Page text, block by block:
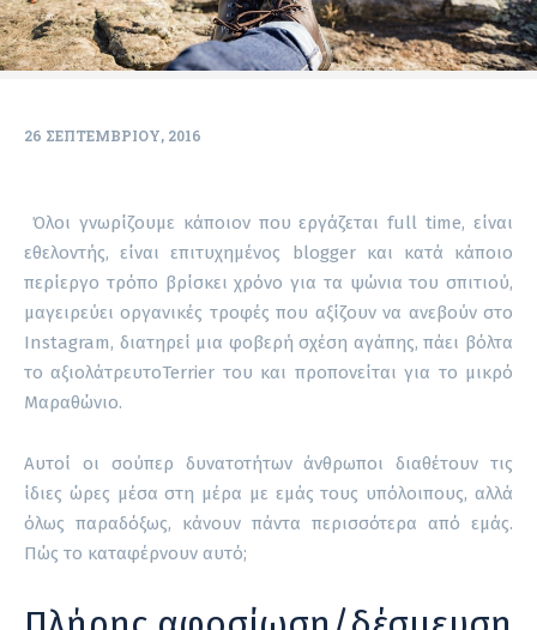
26 ΣΕΠΤΕΜΒΡΊΟΥ, 2016
Όλοι γνωρίζουμε κάποιον που εργάζεται full time, είναι
εθελοντής, είναι επιτυχημένος blogger και κατά κάποιο
περίεργο τρόπο βρίσκει χρόνο για τα ψώνια του σπιτιού,
μαγειρεύει οργανικές τροφές που αξίζουν να ανεβούν στο
Instagram, διατηρεί μια φοβερή σχέση αγάπης, πάει βόλτα
το αξιολάτρευτοTerrier του και προπονείται για το μικρό
Μαραθώνιο.
Αυτοί οι σούπερ δυνατοτήτων άνθρωποι διαθέτουν τις
ίδιες ώρες μέσα στη μέρα με εμάς τους υπόλοιπους, αλλά
όλως παραδόξως, κάνουν πάντα περισσότερα από εμάς.
Πώς το καταφέρνουν αυτό;